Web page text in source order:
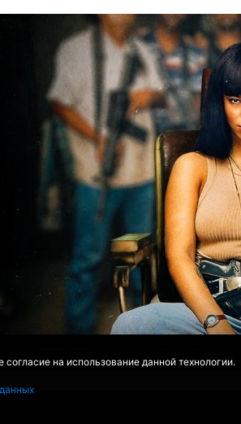
на использование данной технологии.